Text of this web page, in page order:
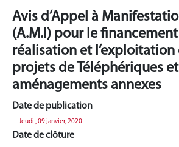
Avis d’Appel à
(A.M.I) pour le
réalisation et l’exploitation
projets de Téléphériques
aménagements annexes
Date de publication
Jeudi , 09 janvier, 2020
Date de clôture